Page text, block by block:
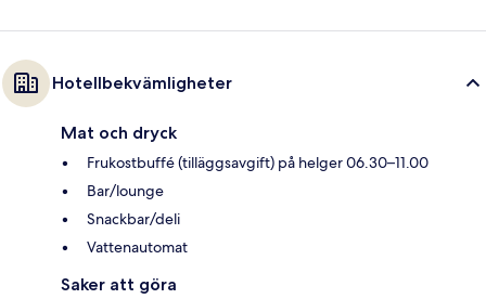
Hotellbekvämligheter
Mat och dryck
Frukostbuffé (tilläggsavgift) på helger 06.30–11.00
Bar/lounge
Snackbar/deli
Vattenautomat
Saker att göra